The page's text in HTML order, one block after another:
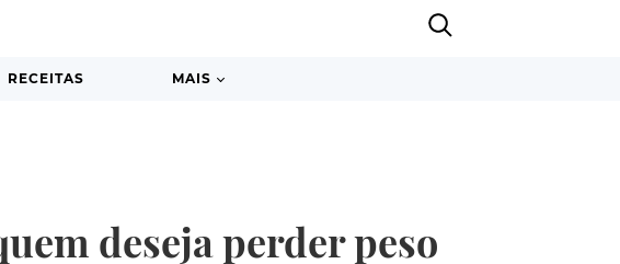
RECEITAS MAIS
deseja perder peso